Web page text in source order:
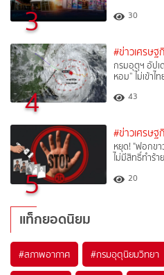
3 30
4
#ข่าวเศรษฐ
กรมอุตุฯ อัปเ
หอม” ไม่เข้าไ
43
5
#ข่าวเศรษฐ
หยุด! "ฟอกขา
ไม่มีสิทธิ์ทำร้า
20
แท็กยอดนิยม
#สภาพอากาศ #กรมอุตุนิยมวิทยา